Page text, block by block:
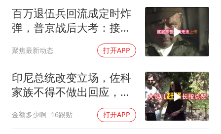
百万退伍兵回流成定时炸
弹，普京战后大考：接不
聚焦最新动态 打开APP
印尼总统改变立场，佐科
家族不得不做出回应，局
金额多少啊 16跟贴 打开APP